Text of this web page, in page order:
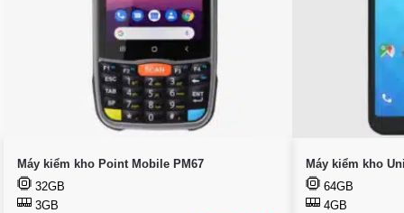
Máy kiểm kho Point Mobile PM67
32GB
3GB
Máy kiểm kho
64GB
4GB